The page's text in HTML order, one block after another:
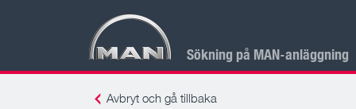
Sökning på MAN-anläggning
Avbryt och gå tillbaka